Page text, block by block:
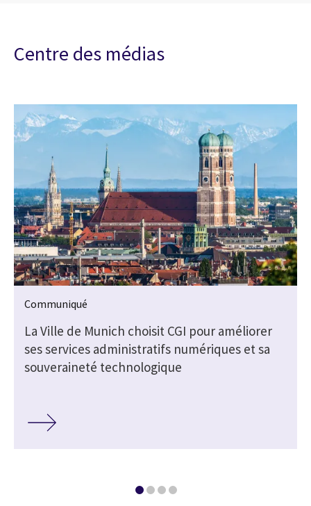
Centre des médias
Communiqué
La Ville de Munich choisit CGI pour améliorer
ses services administratifs numériques et sa
souveraineté technologique